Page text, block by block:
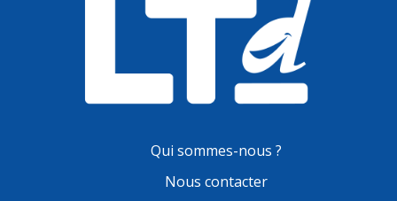
Qui sommes-nous ?
Nous contacter